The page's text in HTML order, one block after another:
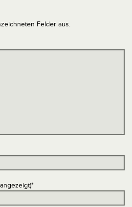
Felder aus.
*